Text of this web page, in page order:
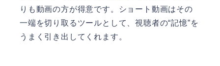
りも動画の方が得意です。ショート動画はその
一端を切り取るツールとして、視聴者の“記憶”を
うまく引き出してくれます。